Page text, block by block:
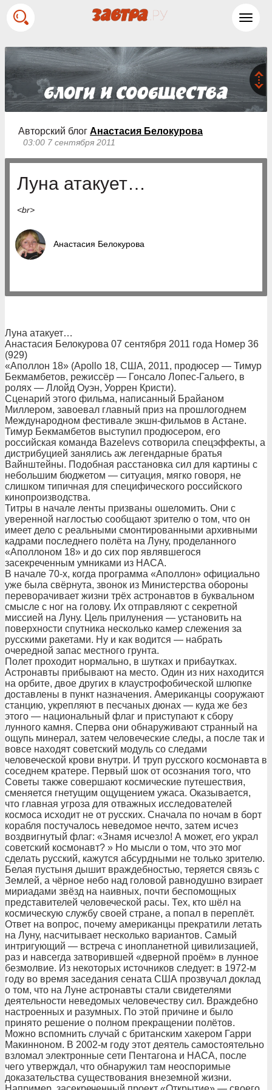
Авторский блог Анастасия Белокурова
03:00 7 сентября 2011
Луна атакует…
<br>
Анастасия Белокурова
Луна атакует…
Анастасия Белокурова 07 сентября 2011 года Номер 36
(929)
«Аполлон 18» (Apollo 18, США, 2011, продюсер — Тимур
Бекмамбетов, режиссёр — Гонсало Лопес-Гальего, в
ролях — Ллойд Оуэн, Уоррен Кристи).
Сценарий этого фильма, написанный Брайаном
Миллером, завоевал главный приз на прошлогоднем
Международном фестивале экшн-фильмов в Астане.
Тимур Бекмамбетов выступил продюсером, его
российская команда Bazelevs сотворила спецэффекты, а
дистрибуцией занялись аж легендарные братья
Вайнштейны. Подобная расстановка сил для картины с
небольшим бюджетом — ситуация, мягко говоря, не
слишком типичная для специфического российского
кинопроизводства.
Титры в начале ленты призваны ошеломить. Они с
уверенной наглостью сообщают зрителю о том, что он
имеет дело с реальными смонтированными архивными
кадрами последнего полёта на Луну, проделанного
«Аполлоном 18» и до сих пор являвшегося
засекреченным умниками из НАСА.
В начале 70-х, когда программа «Аполлон» официально
уже была свёрнута, звонок из Министерства обороны
переворачивает жизни трёх астронавтов в буквальном
смысле с ног на голову. Их отправляют с секретной
миссией на Луну. Цель прилунения — установить на
поверхности спутника несколько камер слежения за
русскими ракетами. Ну и как водится — набрать
очередной запас местного грунта.
Полет проходит нормально, в шутках и прибаутках.
Астронавты прибывают на место. Один из них находится
на орбите, двое других в клаустрофобической шлюпке
доставлены в пункт назначения. Американцы сооружают
станцию, укрепляют в песчаных дюнах — куда же без
этого — национальный флаг и приступают к сбору
лунного камня. Сперва они обнаруживают странный на
ощупь минерал, затем человеческие следы, а после так и
вовсе находят советский модуль со следами
человеческой крови внутри. И труп русского космонавта в
соседнем кратере. Первый шок от осознания того, что
Советы также совершают космические путешествия,
сменяется гнетущим ощущением ужаса. Оказывается,
что главная угроза для отважных исследователей
космоса исходит не от русских. Сначала по ночам в борт
корабля постучалось неведомое нечто, затем исчез
воздвигнутый флаг: «Знамя исчезло! А может, его украл
советский космонавт? » Но мысли о том, что это мог
сделать русский, кажутся абсурдными не только зрителю.
Белая пустыня дышит враждебностью, теряется связь с
Землей, а чёрное небо над головой равнодушно взирает
мириадами звёзд на наивных, почти беспомощных
представителей человеческой расы. Тех, кто шёл на
космическую службу своей стране, а попал в переплёт.
Ответ на вопрос, почему американцы прекратили летать
на Луну, насчитывает несколько вариантов. Самый
интригующий — встреча с инопланетной цивилизацией,
раз и навсегда затворившей «дверной проём» в лунное
безмолвие. Из некоторых источников следует: в 1972-м
году во время заседания сената США прозвучал доклад
о том, что на Луне астронавты стали свидетелями
деятельности неведомых человечеству сил. Враждебно
настроенных и разумных. По этой причине и было
принято решение о полном прекращении полётов.
Можно вспомнить случай с британским хакером Гарри
Макинноном. В 2002-м году этот деятель самостоятельно
взломал электронные сети Пентагона и НАСА, после
чего утверждал, что обнаружил там неоспоримые
доказательства существования внеземной жизни.